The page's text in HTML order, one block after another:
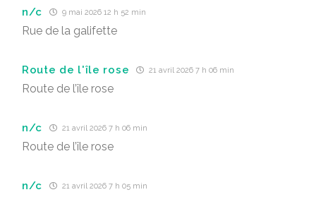
n/c 9 mai 2026 12 h 52 min
Rue de la galifette
Route de l'île rose 21 avril 2026 7 h 06 min
Route de l’île rose
n/c 21 avril 2026 7 h 06 min
Route de l’île rose
n/c 21 avril 2026 7 h 05 min